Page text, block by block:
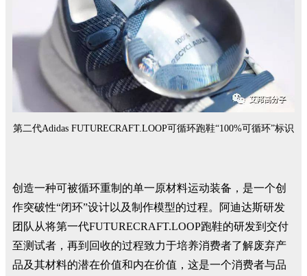
第二代Adidas FUTURECRAFT.LOOP可循环跑鞋“100%可循环”标识
创造一种可被循环重制的单一原材料运动装备，是一个创
作突破性“闭环”设计以及制作模型的过程。阿迪达斯研发
团队从将第一代FUTURECRAFT.LOOP跑鞋的研发到交付
至测试者，再到回收的过程致力于培养消费者了解废弃产
品及其材料的潜在价值和内在价值，这是一个消费者与品